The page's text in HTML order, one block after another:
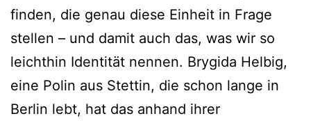
finden, die genau diese Einheit in Frage
stellen – und damit auch das, was wir so
leichthin Identität nennen. Brygida Helbig,
eine Polin aus Stettin, die schon lange in
Berlin lebt, hat das anhand ihrer